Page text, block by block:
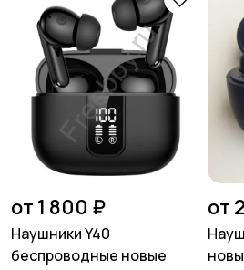
от 1 800 ₽
Наушники Y40
беспроводные новые
от